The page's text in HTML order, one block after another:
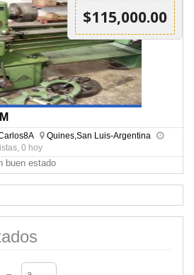
$115,000.00
Quines,San Luis-Argentina
0 hoy
buen estado